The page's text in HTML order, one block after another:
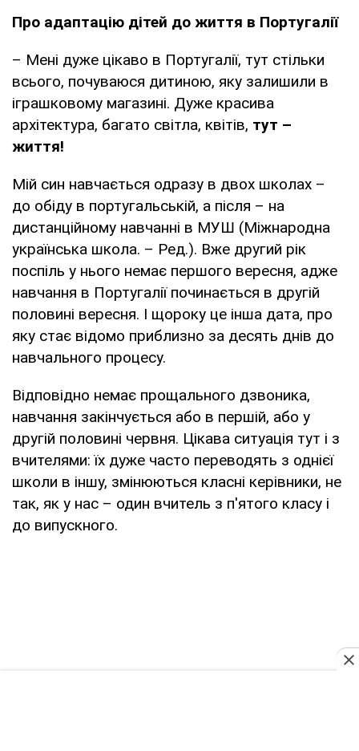
Про адаптацію дітей до життя в Португалії
– Мені дуже цікаво в Португалії, тут стільки
всього, почуваюся дитиною, яку залишили в
іграшковому магазині. Дуже красива
архітектура, багато світла, квітів, тут –
життя!
Мій син навчається одразу в двох школах –
до обіду в португальській, а після – на
дистанційному навчанні в МУШ (Міжнародна
українська школа. – Ред.). Вже другий рік
поспіль у нього немає першого вересня, адже
навчання в Португалії починається в другій
половині вересня. І щороку це інша дата, про
яку стає відомо приблизно за десять днів до
навчального процесу.
Відповідно немає прощального дзвоника,
навчання закінчується або в першій, або у
другій половині червня. Цікава ситуація тут і з
вчителями: їх дуже часто переводять з однієї
школи в іншу, змінюються класні керівники, не
так, як у нас – один вчитель з п'ятого класу і
до випускного.